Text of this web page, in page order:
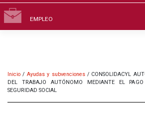
EMPLEO
Inicio / Ayudas y subvenciones/ CONSOLIDACYL
DEL TRABAJO AUTÓNOMO MEDIANTE EL
SEGURIDAD SOCIAL